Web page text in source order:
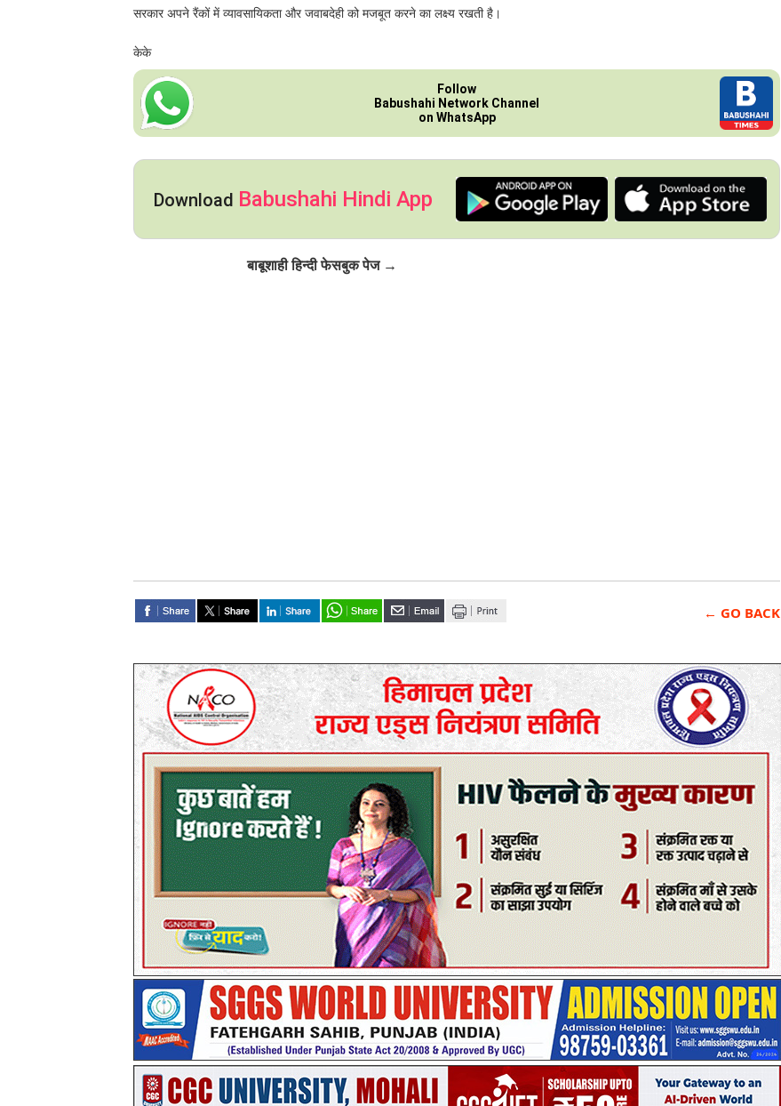
सरकार अपने रैंकों में व्यावसायिकता और जवाबदेही को मजबूत करने का लक्ष्य रखती है।
केके
Follow
Babushahi Network Channel
on WhatsApp
Download Babushahi Hindi App
बाबूशाही हिन्दी फेसबुक पेज →
← GO BACK